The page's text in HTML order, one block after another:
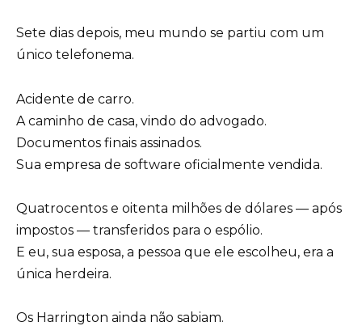
Sete dias depois, meu mundo se partiu com um
único telefonema.
Acidente de carro.
A caminho de casa, vindo do advogado.
Documentos finais assinados.
Sua empresa de software oficialmente vendida.
Quatrocentos e oitenta milhões de dólares — após
impostos — transferidos para o espólio.
E eu, sua esposa, a pessoa que ele escolheu, era a
única herdeira.
Os Harrington ainda não sabiam.